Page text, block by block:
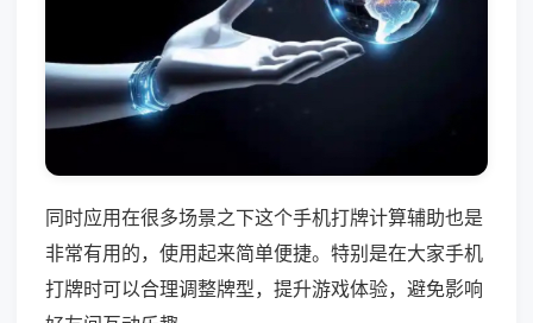
同时应用在很多场景之下这个手机打牌计算辅助也是
非常有用的，使用起来简单便捷。特别是在大家手机
打牌时可以合理调整牌型，提升游戏体验，避免影响